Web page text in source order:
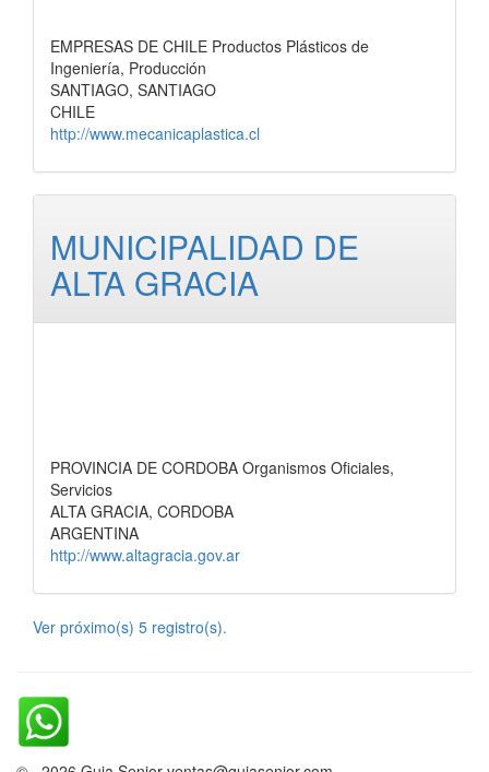
EMPRESAS DE CHILE Productos Plásticos de
Ingeniería, Producción
SANTIAGO, SANTIAGO
CHILE
http://www.mecanicaplastica.cl
MUNICIPALIDAD DE
ALTA GRACIA
PROVINCIA DE CORDOBA Organismos Oficiales,
Servicios
ALTA GRACIA, CORDOBA
ARGENTINA
http://www.altagracia.gov.ar
Ver próximo(s) 5 registro(s).